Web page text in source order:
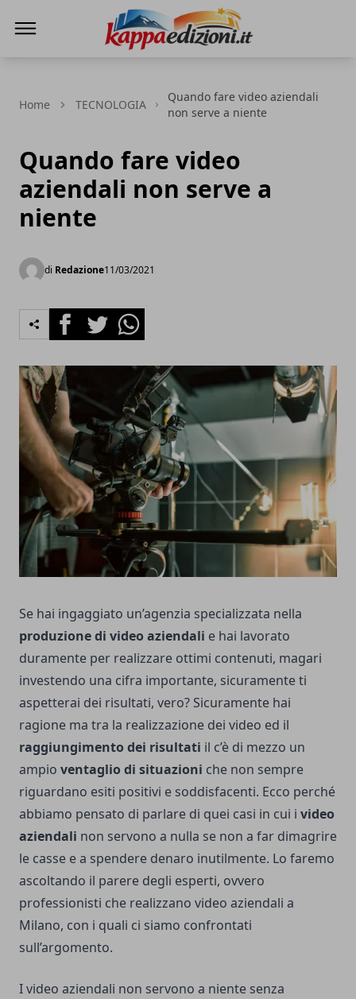
Home TECNOLOGIA
Quando fare video aziendali
non serve a niente
Quando fare video
aziendali non serve a
niente
di Redazione11/03/2021
FacebookTwitterWhatsapp
Se hai ingaggiato un’agenzia specializzata nella
produzione di video aziendali e hai lavorato
duramente per realizzare ottimi contenuti, magari
investendo una cifra importante, sicuramente ti
aspetterai dei risultati, vero? Sicuramente hai
ragione ma tra la realizzazione dei video ed il
raggiungimento dei risultati il c’è di mezzo un
ampio ventaglio di situazioni che non sempre
riguardano esiti positivi e soddisfacenti. Ecco perché
abbiamo pensato di parlare di quei casi in cui i video
aziendali non servono a nulla se non a far dimagrire
le casse e a spendere denaro inutilmente. Lo faremo
ascoltando il parere degli esperti, ovvero
professionisti che realizzano video aziendali a
Milano, con i quali ci siamo confrontati
sull’argomento.
I video aziendali non servono a niente senza